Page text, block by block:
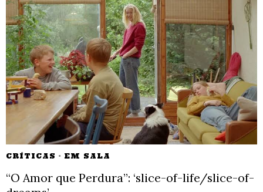
CRÍTICAS · EM SALA
“O Amor que Perdura”: ‘slice-of-life/slice-of-